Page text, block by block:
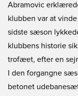
Abramovic
klubben var at
sidste sæson
klubbens historie
trofæet, efter en sejr
I den forgangne
betonet